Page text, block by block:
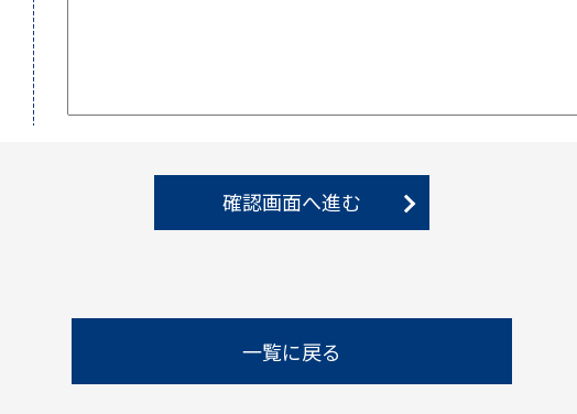
確認画面へ進む
一覧に戻る